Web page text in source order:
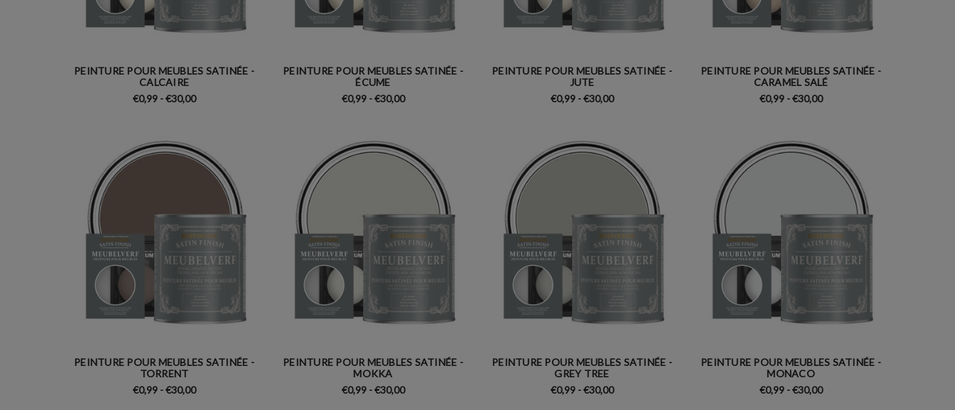
PEINTURE POUR MEUBLES SATINÉE -
CALCAIRE
€0,99 - €30,00
PEINTURE POUR MEUBLES SATINÉE -
ÉCUME
€0,99 - €30,00
PEINTURE POUR MEUBLES SATINÉE -
JUTE
€0,99 - €30,00
PEINTURE POUR MEUBLES SATINÉE -
CARAMEL SALÉ
€0,99 - €30,00
PEINTURE POUR MEUBLES SATINÉE -
TORRENT
€0,99 - €30,00
PEINTURE POUR MEUBLES SATINÉE -
MOKKA
€0,99 - €30,00
PEINTURE POUR MEUBLES SATINÉE -
GREY TREE
€0,99 - €30,00
PEINTURE POUR MEUBLES SATINÉE -
MONACO
€0,99 - €30,00